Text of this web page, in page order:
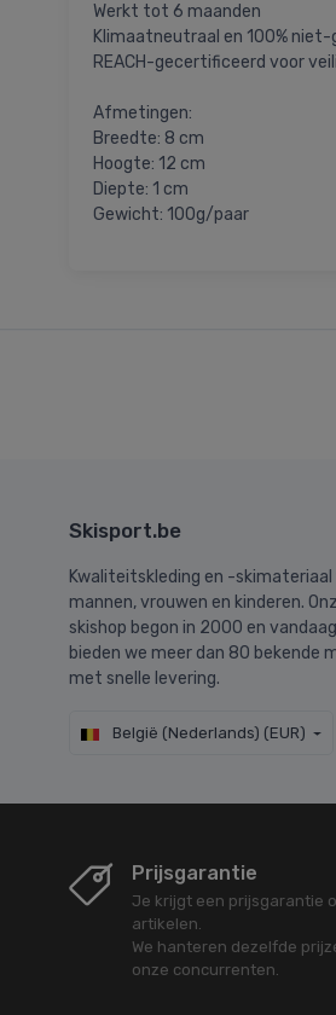
Werkt tot 6 maanden
Klimaatneutraal en 100%
REACH-gecertificeerd voor
Afmetingen:
Breedte: 8 cm
Hoogte: 12 cm
Diepte: 1 cm
Gewicht: 100g/paar
Skisport.be
Kwaliteitskleding en -skimateriaal
mannen, vrouwen en kinderen.
skishop begon in 2000 en
bieden we meer dan 80 bekende
met snelle levering.
België (Nederlands) (EUR)
Prijsgarantie
Je krijgt een prijsgarantie
artikelen.
We hanteren dezelfde
onze concurrenten.